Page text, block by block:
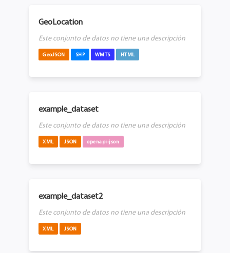
GeoLocation
Este conjunto de datos no tiene una descripción
GeoJSON SHP WMTS HTML
example_dataset
Este conjunto de datos no tiene una descripción
XML JSON openapi-json
example_dataset2
Este conjunto de datos no tiene una descripción
XML JSON